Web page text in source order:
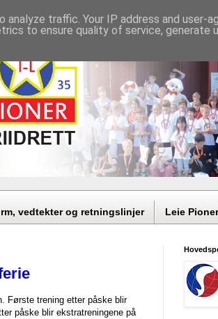
vedtekter og retningslinjer Leie
Første trening etter påske blir
påske blir ekstratreningene på
traffic. Your IP address and user-
to ensure quality of service, generate